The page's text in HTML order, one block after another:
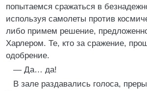
попытаемся сражаться в
используя самолеты против
либо примем решение,
Харлером. Те, кто за сражение,
одобрение.
— Да… да!
В зале раздавались голоса,